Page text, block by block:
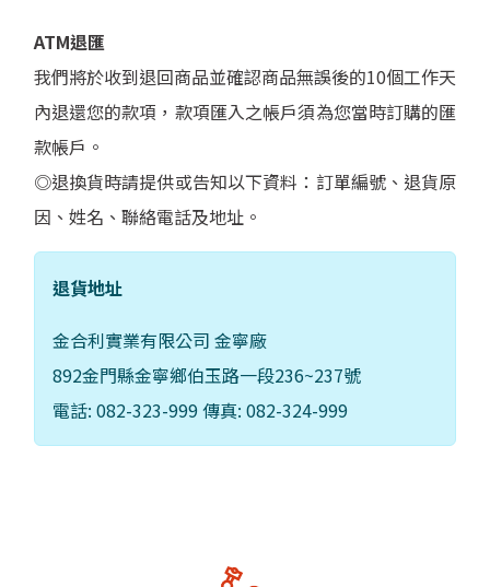
ATM退匯
我們將於收到退回商品並確認商品無誤後的10個工作天
內退還您的款項，款項匯入之帳戶須為您當時訂購的匯
款帳戶。
◎退換貨時請提供或告知以下資料：訂單編號、退貨原
因、姓名、聯絡電話及地址。
退貨地址
金合利實業有限公司 金寧廠
892金門縣金寧鄉伯玉路一段236~237號
電話: 082-323-999 傳真: 082-324-999